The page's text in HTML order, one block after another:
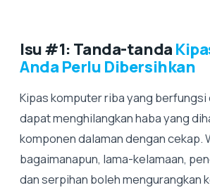
Isu #1: Tanda-tanda
Anda Perlu Dibersihkan
Kipas komputer riba yang berfungsi
dapat menghilangkan haba yang
komponen dalaman dengan cekap.
bagaimanapun, lama-kelamaan,
dan serpihan boleh mengurangkan